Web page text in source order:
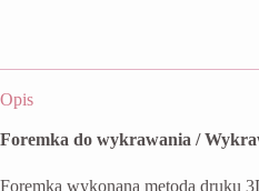
Opis
Foremka do wykrawania /
Foremka wykonana metodą druku